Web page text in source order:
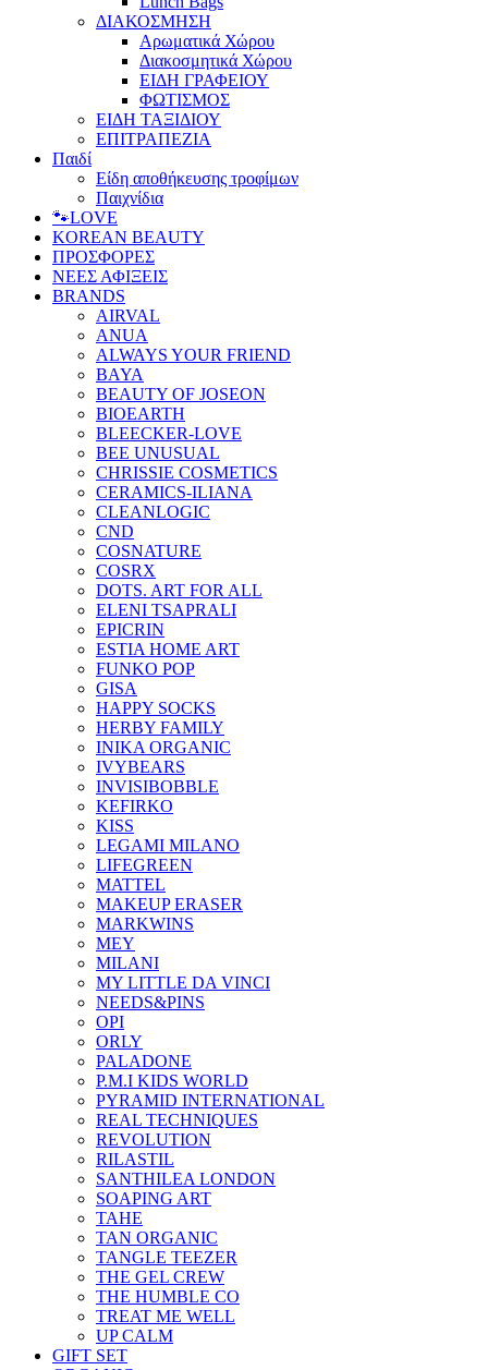
ΔΙΑΚΟΣΜΗΣΗ
Αρωματικά Χώρου
Διακοσμητικά Χώρου
ΕΙΔΗ ΓΡΑΦΕΙΟΥ
ΦΩΤΙΣΜΟΣ
ΕΙΔΗ ΤΑΞΙΔΙΟΥ
ΕΠΙΤΡΑΠΕΖΙΑ
Παιδί
Είδη αποθήκευσης τροφίμων
Παιχνίδια
🐾LOVE
KOREAN BEAUTY
ΠΡΟΣΦΟΡΕΣ
ΝΕΕΣ ΑΦΙΞΕΙΣ
BRANDS
AIRVAL
ANUA
ALWAYS YOUR FRIEND
BAYA
BEAUTY OF JOSEON
BIOEARTH
BLEECKER-LOVE
BEE UNUSUAL
CHRISSIE COSMETICS
CERAMICS-ILIANA
CLEANLOGIC
CND
COSNATURE
COSRX
DOTS. ART FOR ALL
ELENI TSAPRALI
EPICRIN
ESTIA HOME ART
FUNKO POP
GISA
HAPPY SOCKS
HERBY FAMILY
INIKA ORGANIC
IVYBEARS
INVISIBOBBLE
KEFIRKO
KISS
LEGAMI MILANO
LIFEGREEN
MATTEL
MAKEUP ERASER
MARKWINS
MEY
MILANI
MY LITTLE DA VINCI
NEEDS&PINS
OPI
ORLY
PALADONE
P.M.I KIDS WORLD
PYRAMID INTERNATIONAL
REAL TECHNIQUES
REVOLUTION
RILASTIL
SANTHILEA LONDON
SOAPING ART
TAHE
TAN ORGANIC
TANGLE TEEZER
THE GEL CREW
THE HUMBLE CO
TREAT ME WELL
UP CALM
GIFT SET